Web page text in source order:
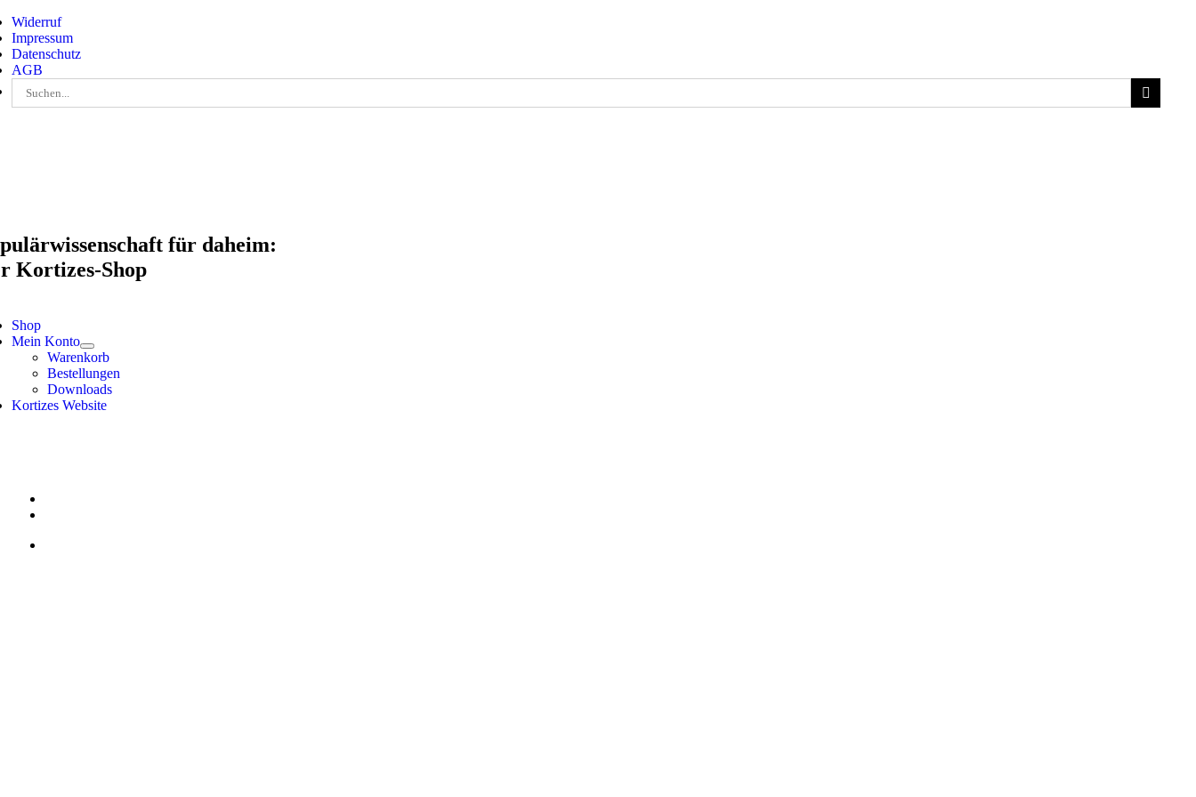
to
content
Widerruf
Impressum
Datenschutz
AGB
nach:
für daheim:
Kortizes-Shop
Shop
Mein Konto
Warenkorb
Bestellungen
Downloads
Kortizes Website